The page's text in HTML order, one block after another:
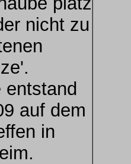
nicht zu
entstand
auf dem
in